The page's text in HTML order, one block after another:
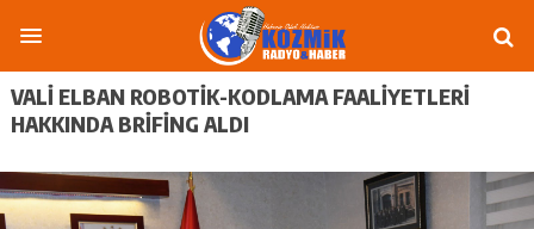
VALİ ELBAN ROBOTİK-KODLAMA FAALİYETLERİ
HAKKINDA BRİFİNG ALDI